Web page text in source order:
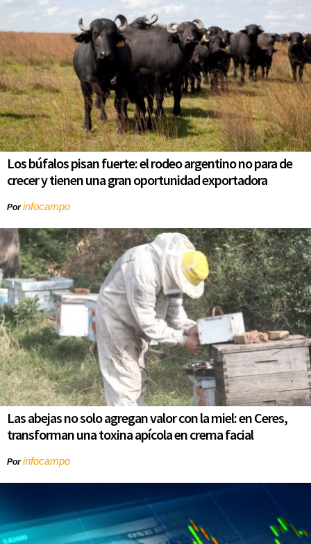
Los búfalos pisan fuerte: el rodeo argentino no para de
crecer y tienen una gran oportunidad exportadora
Porinfocampo
Las abejas no solo agregan valor con la miel: en Ceres,
transforman una toxina apícola en crema facial
Porinfocampo